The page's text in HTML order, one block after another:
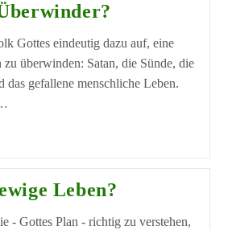
Gottes eindeutig dazu auf, eine
überwinden: Satan, die Sünde, die
das gefallene menschliche Leben.
Leben?
- Gottes Plan - richtig zu verstehen,